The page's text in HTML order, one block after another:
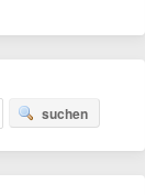
suchen